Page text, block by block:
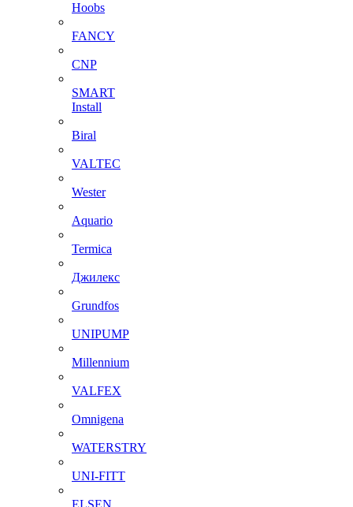
Hoobs
FANCY
CNP
SMART
Install
Biral
VALTEC
Wester
Aquario
Termica
Джилекс
Grundfos
UNIPUMP
Millennium
VALFEX
Omnigena
WATERSTRY
UNI-FITT
ELSEN